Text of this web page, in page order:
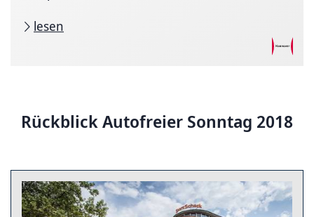
lesen
Rückblick Autofreier Sonntag 2018